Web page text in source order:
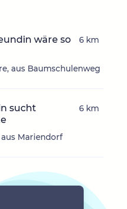
wäre so
aus Baumschulenweg
6 km
sucht
aus Mariendorf
6 km